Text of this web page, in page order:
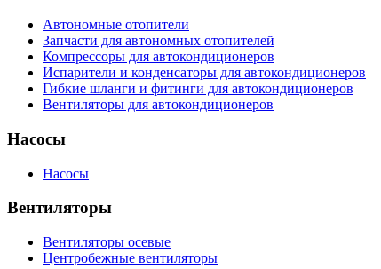
Автономные отопители
Запчасти для автономных отопителей
Компрессоры для автокондиционеров
Испарители и конденсаторы для автокондиционеров
Гибкие шланги и фитинги для автокондиционеров
Вентиляторы для автокондиционеров
Насосы
Насосы
Вентиляторы
Вентиляторы осевые
Центробежные вентиляторы